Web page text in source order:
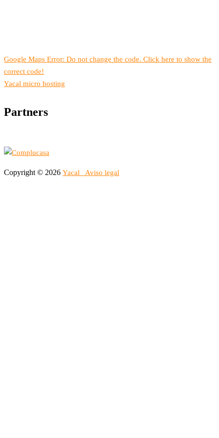
Google Maps Error: Do not change the code. Click here to show the
correct code!
Yacal micro hosting
Partners
Copyright © 2026 Yacal Aviso legal